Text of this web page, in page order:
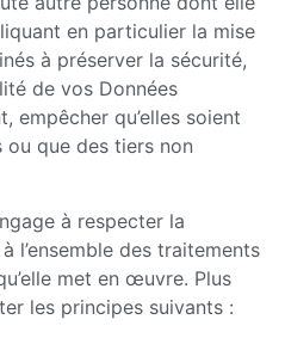
en particulier la mise
à préserver la sécurité,
de vos Données
empêcher qu’elles soient
ou que des tiers non
à respecter la
l’ensemble des traitements
met en œuvre. Plus
les principes suivants :